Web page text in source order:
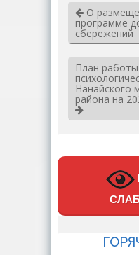
О
программе
сбережений
План
Нанайского
района на